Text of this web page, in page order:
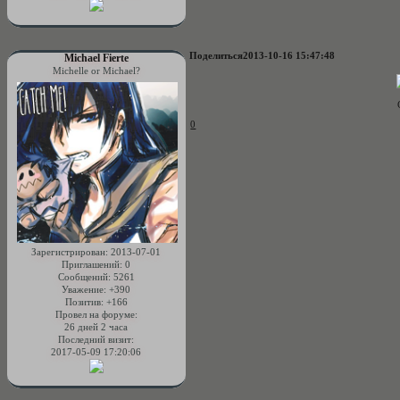
Поделиться2013-10-16 15:47:48
Michael Fierte
Michelle or Michael?
Зарегистрирован: 2013-07-01
Приглашений: 0
Сообщений: 5261
Уважение: +390
Позитив: +166
Провел на форуме:
26 дней 2 часа
Последний визит:
2017-05-09 17:20:06
0